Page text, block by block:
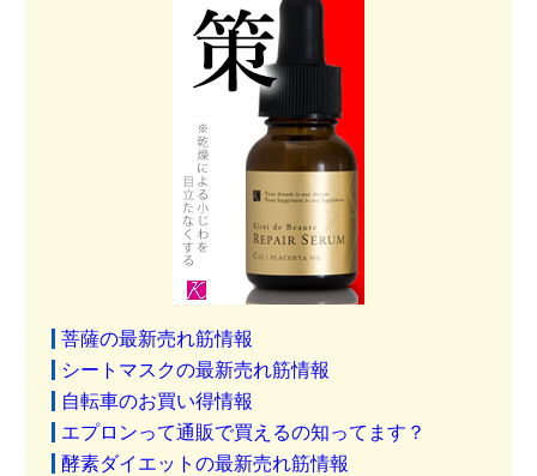
菩薩の最新売れ筋情報
シートマスクの最新売れ筋情報
自転車のお買い得情報
エプロンって通販で買えるの知ってます？
酵素ダイエットの最新売れ筋情報